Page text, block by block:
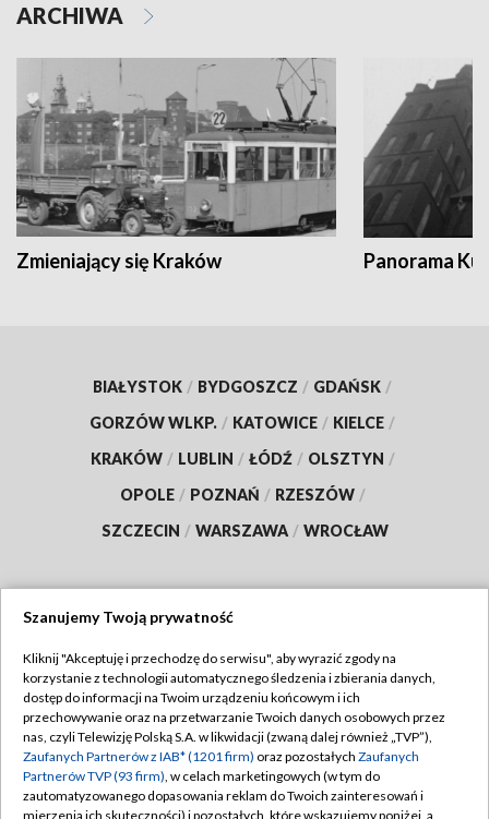
ARCHIWA
Zmieniający się Kraków Panorama
BIAŁYSTOK / BYDGOSZCZ / GDAŃSK /
GORZÓW WLKP. / KATOWICE / KIELCE /
KRAKÓW / LUBLIN / ŁÓDŹ / OLSZTYN /
OPOLE / POZNAŃ / RZESZÓW /
SZCZECIN / WARSZAWA / WROCŁAW
TVP
Abonament TVP
Emisja w TVP
Centrum informacji TVP
Regulamin TVP
Polityka prywatności
Moje zgody
Szanujemy Twoją prywatność
Kliknij "Akceptuję i przechodzę do serwisu", aby wyrazić zgody na
korzystanie z technologii automatycznego śledzenia i zbierania danych,
dostęp do informacji na Twoim urządzeniu końcowym i ich
przechowywanie oraz na przetwarzanie Twoich danych osobowych przez
nas, czyli Telewizję Polską S.A. w likwidacji (zwaną dalej również „TVP”),
Zaufanych Partnerów z IAB* (1201 firm) oraz pozostałych Zaufanych
Partnerów TVP (93 firm), w celach marketingowych (w tym do
zautomatyzowanego dopasowania reklam do Twoich zainteresowań i
mierzenia ich skuteczności) i pozostałych, które wskazujemy poniżej, a